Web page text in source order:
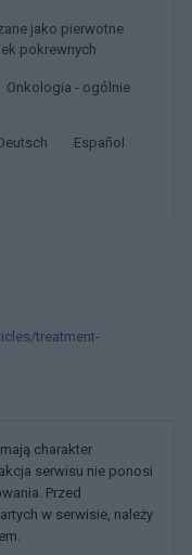
pokrewnych
Onkologia - ogólnie
deutsch español
treatment-
charakter
serwisu nie ponosi
Przed
w serwisie, należy